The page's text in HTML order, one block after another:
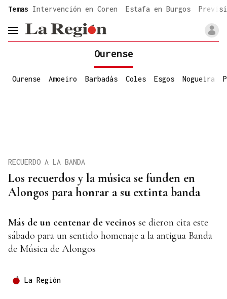
common.go-to-content
Temas Intervención en Coren Estafa en Burgos
header.menu.open
Ourense
Ourense Amoeiro Barbadás Coles Esgos Nogueira
Los recuerdos y la música se funden en
Alongos para honrar a su extinta banda
RECUERDO A LA BANDA
Más de un centenar de vecinos se dieron cita este
sábado para un sentido homenaje a la antigua Banda
de Música de Alongos
La Región